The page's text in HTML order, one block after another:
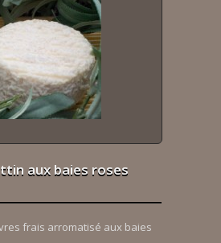
aux baies roses
frais arromatisé aux baies